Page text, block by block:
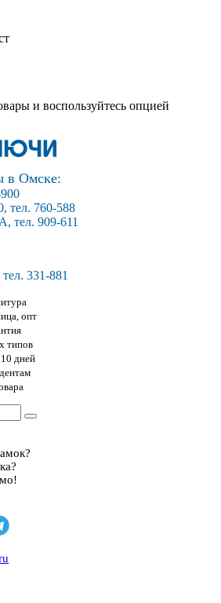
и воспользуйтесь опцией
в Омске:
тел. 760-588
тел. 909-611
331-881
опт
типов
дней